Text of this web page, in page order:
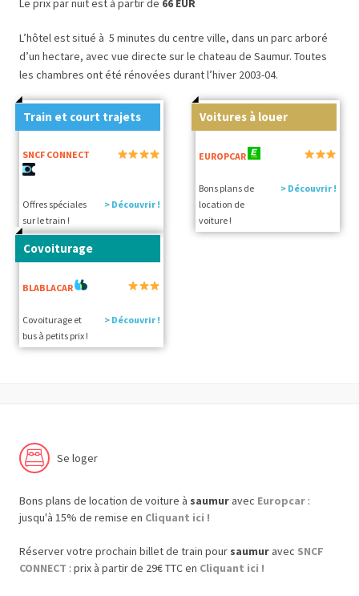
Le prix par nuit est à partir de 66 EUR
L’hôtel est situé à 5 minutes du centre ville, dans un parc arboré
d’un hectare, avec vue directe sur le chateau de Saumur. Toutes
les chambres ont été rénovées durant l’hiver 2003-04.
Train et court trajets
SNCF CONNECT
Offres spéciales
sur le train !
> Découvrir !
Voitures à louer
EUROPCAR
Bons plans de
location de
voiture !
> Découvrir !
Covoiturage
BLABLACAR
Covoiturage et
bus à petits prix !
> Découvrir !
Se loger
Bons plans de location de voiture à saumur avec Europcar :
jusqu'à 15% de remise en Cliquant ici !
Réserver votre prochain billet de train pour saumur avec SNCF
CONNECT : prix à partir de 29€ TTC en Cliquant ici !